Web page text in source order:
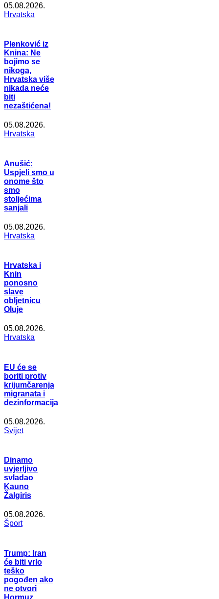
05.08.2026.
Hrvatska
Plenković iz
Knina: Ne
bojimo se
nikoga,
Hrvatska više
nikada neće
biti
nezaštićena!
05.08.2026.
Hrvatska
Anušić:
Uspjeli smo u
onome što
smo
stoljećima
sanjali
05.08.2026.
Hrvatska
Hrvatska i
Knin
ponosno
slave
obljetnicu
Oluje
05.08.2026.
Hrvatska
EU će se
boriti protiv
krijumčarenja
migranata i
dezinformacija
05.08.2026.
Svijet
Dinamo
uvjerljivo
svladao
Kauno
Žalgiris
05.08.2026.
Šport
Trump: Iran
će biti vrlo
teško
pogođen ako
ne otvori
Hormuz